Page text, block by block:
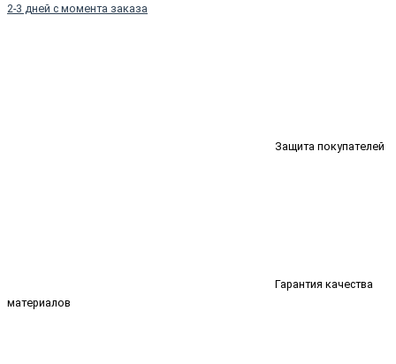
2-3 дней с момента заказа
Защита покупателей
Гарантия качества
материалов